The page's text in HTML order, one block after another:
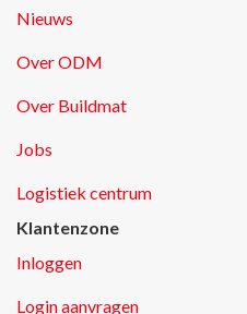
Nieuws
Over ODM
Over Buildmat
Jobs
Logistiek centrum
Klantenzone
Inloggen
Login aanvragen